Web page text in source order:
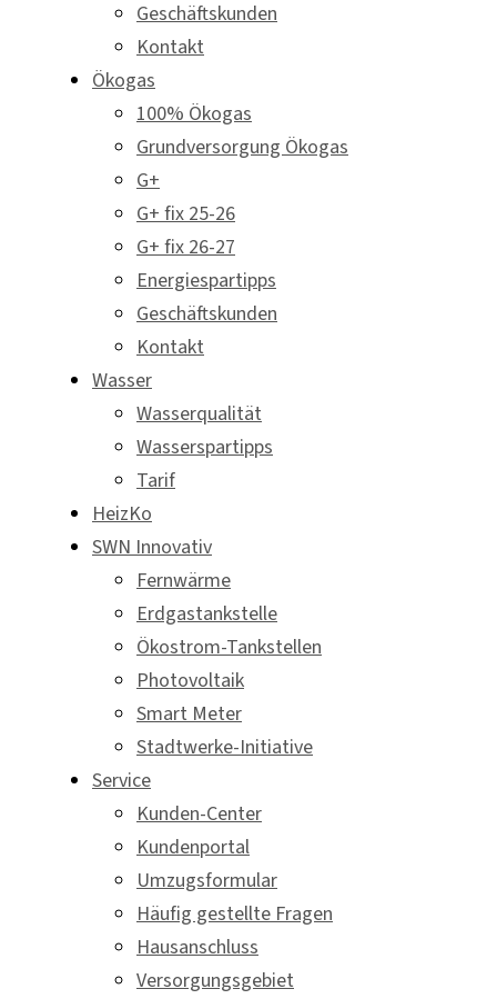
Geschäftskunden
Kontakt
Ökogas
100% Ökogas
Grundversorgung Ökogas
G+
G+ fix 25-26
G+ fix 26-27
Energiespartipps
Geschäftskunden
Kontakt
Wasser
Wasserqualität
Wasserspartipps
Tarif
HeizKo
SWN Innovativ
Fernwärme
Erdgastankstelle
Ökostrom-Tankstellen
Photovoltaik
Smart Meter
Stadtwerke-Initiative
Service
Kunden-Center
Kundenportal
Umzugsformular
Häufig gestellte Fragen
Hausanschluss
Versorgungsgebiet